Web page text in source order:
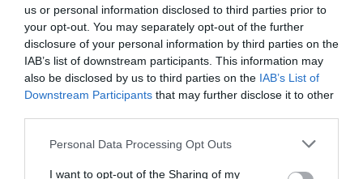
us or personal information disclosed to third parties prior to
your opt-out. You may separately opt-out of the further
disclosure of your personal information by third parties on the
IAB’s list of downstream participants. This information may
also be disclosed by us to third parties on the IAB’s List of
Downstream Participants that may further disclose it to other
Please note that this website/app uses one or more Google
not limited to your visit or usage behaviour. You may click to
Personal Data Processing Opt Outs
I want to opt-out of the Sharing of my
κανονική περίοδο τα esports
Άλλη μία νίκη κατέγραψε το τμήμα esports του